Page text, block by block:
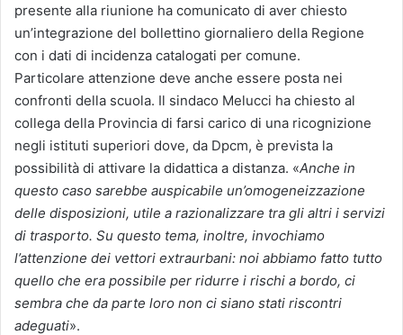
presente alla riunione ha comunicato di aver chiesto
un’integrazione del bollettino giornaliero della Regione
con i dati di incidenza catalogati per comune.
Particolare attenzione deve anche essere posta nei
confronti della scuola. Il sindaco Melucci ha chiesto al
collega della Provincia di farsi carico di una ricognizione
negli istituti superiori dove, da Dpcm, è prevista la
possibilità di attivare la didattica a distanza. «Anche in
questo caso sarebbe auspicabile un’omogeneizzazione
delle disposizioni, utile a razionalizzare tra gli altri i servizi
di trasporto. Su questo tema, inoltre, invochiamo
l’attenzione dei vettori extraurbani: noi abbiamo fatto tutto
quello che era possibile per ridurre i rischi a bordo, ci
sembra che da parte loro non ci siano stati riscontri
adeguati».